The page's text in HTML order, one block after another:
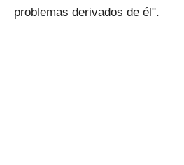
problemas derivados de él".